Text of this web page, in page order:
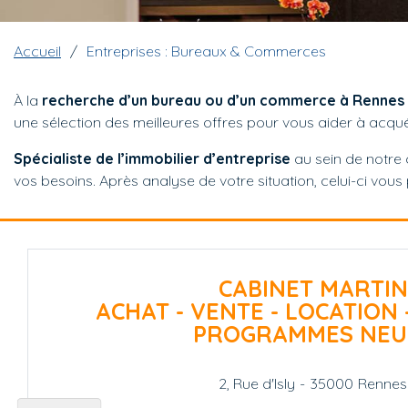
Fil d'Ariane
Accueil Entreprises : Bureaux & Commerces
À la recherche d’un bureau ou d’un commerce à Rennes
une sélection des meilleures offres pour vous aider à
Spécialiste de l’immobilier d’entreprise au sein de
vos besoins. Après analyse de votre situation, celui-ci
CABINET MARTIN
ACHAT - VENTE - LOCATION
PROGRAMMES
2, Rue d'Isly - 35000 Rennes